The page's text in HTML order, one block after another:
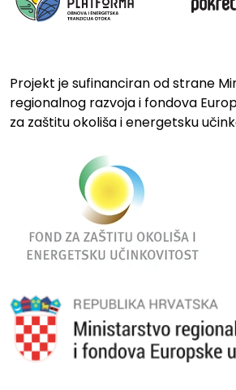
Projekt je sufinanciran od strane
regionalnog razvoja i fondova
za zaštitu okoliša i energetsku